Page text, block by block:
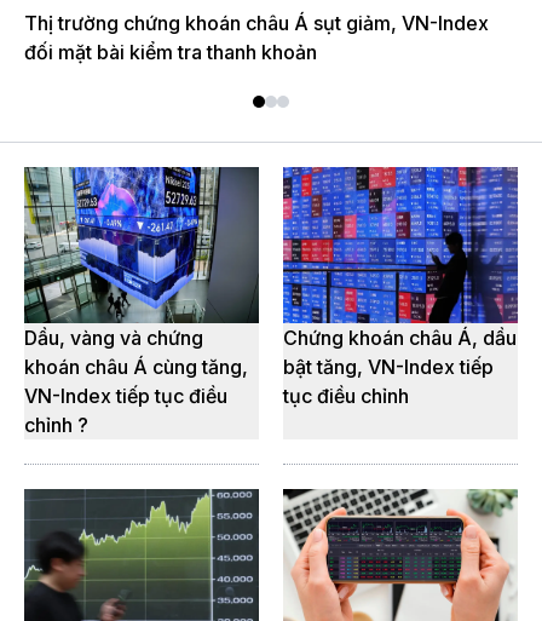
Thị trường chứng khoán châu Á sụt giảm, VN-Index
đối mặt bài kiểm tra thanh khoản
Dầu, vàng và chứng
khoán châu Á cùng tăng,
VN-Index tiếp tục điều
chỉnh ?
Chứng khoán châu Á, dầu
bật tăng, VN-Index tiếp
tục điều chỉnh